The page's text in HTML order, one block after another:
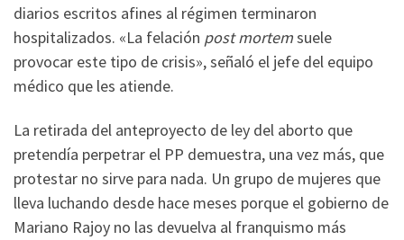
diarios escritos afines al régimen terminaron
hospitalizados. «La felación post mortemsuele
provocar este tipo de crisis», señaló el jefe del equipo
médico que les atiende.
La retirada del anteproyecto de ley del aborto que
pretendía perpetrar el PP demuestra, una vez más, que
protestar no sirve para nada. Un grupo de mujeres que
lleva luchando desde hace meses porque el gobierno de
Mariano Rajoy no las devuelva al franquismo más